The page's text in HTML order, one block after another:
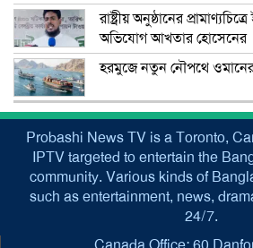
রাষ্ট্রীয় অনুষ্ঠানের
অভিযোগ আখতার হোসেনের
হরমুজে নতুন নৌপথে
Probashi News TV is a Toronto,
IPTV targeted to entertain the
community. Various kinds of
such as entertainment, news,
24/7.